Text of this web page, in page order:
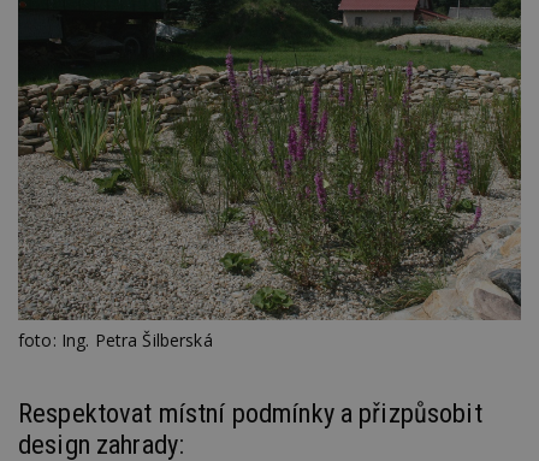
foto: Ing. Petra Šilberská
Respektovat místní podmínky a přizpůsobit
design zahrady: